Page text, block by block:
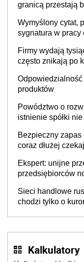
granicą przestają
Wymyślony cytat,
sygnatura w pracy
Firmy wydają
często znikają po
produktów
Powództwo o
istnienie spółki
Bezpieczny zapas
coraz dłużej
Ekspert: unijne
przedsiębiorców
Sieci handlowe
chodzi tylko o
Kalkulatory